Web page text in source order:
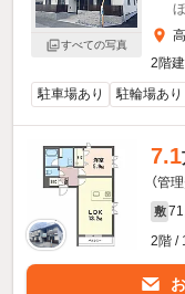
すべての写真
2階
駐車場あり
駐輪場あり
7.1
（管
敷
2階 /